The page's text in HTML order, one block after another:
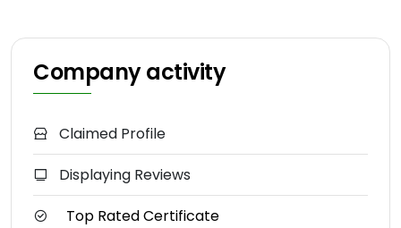
Company activity
Claimed Profile
Displaying Reviews
Top Rated Certificate